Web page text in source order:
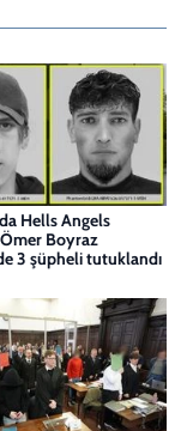
Hells Angels
Ömer Boyraz
3 şüpheli tutuklandı